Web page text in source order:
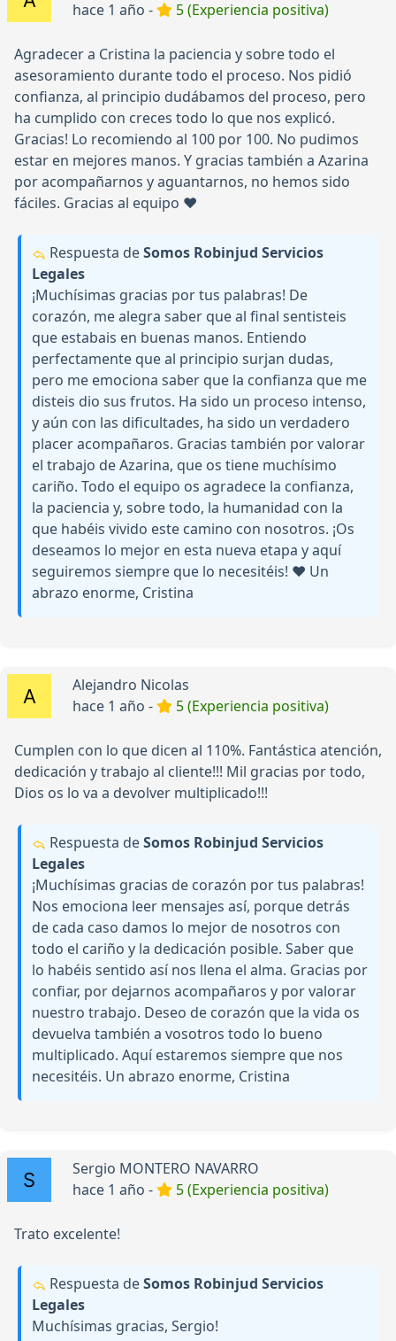
hace 1 año - 5 (Experiencia positiva)
Agradecer a Cristina la paciencia y sobre todo el
asesoramiento durante todo el proceso. Nos pidió
confianza, al principio dudábamos del proceso, pero
ha cumplido con creces todo lo que nos explicó.
Gracias! Lo recomiendo al 100 por 100. No pudimos
estar en mejores manos. Y gracias también a Azarina
por acompañarnos y aguantarnos, no hemos sido
fáciles. Gracias al equipo ❤️
Respuesta deSomos Robinjud Servicios
Legales
¡Muchísimas gracias por tus palabras! De
corazón, me alegra saber que al final sentisteis
que estabais en buenas manos. Entiendo
perfectamente que al principio surjan dudas,
pero me emociona saber que la confianza que me
disteis dio sus frutos. Ha sido un proceso intenso,
y aún con las dificultades, ha sido un verdadero
placer acompañaros. Gracias también por valorar
el trabajo de Azarina, que os tiene muchísimo
cariño. Todo el equipo os agradece la confianza,
la paciencia y, sobre todo, la humanidad con la
que habéis vivido este camino con nosotros. ¡Os
deseamos lo mejor en esta nueva etapa y aquí
seguiremos siempre que lo necesitéis! ❤️ Un
abrazo enorme, Cristina
Alejandro Nicolas
hace 1 año -
5 (Experiencia positiva)
Cumplen con lo que dicen al 110%. Fantástica atención,
dedicación y trabajo al cliente!!! Mil gracias por todo,
Dios os lo va a devolver multiplicado!!!
Respuesta deSomos Robinjud Servicios
Legales
¡Muchísimas gracias de corazón por tus palabras!
Nos emociona leer mensajes así, porque detrás
de cada caso damos lo mejor de nosotros con
todo el cariño y la dedicación posible. Saber que
lo habéis sentido así nos llena el alma. Gracias por
confiar, por dejarnos acompañaros y por valorar
nuestro trabajo. Deseo de corazón que la vida os
devuelva también a vosotros todo lo bueno
multiplicado. Aquí estaremos siempre que nos
necesitéis. Un abrazo enorme, Cristina
Sergio MONTERO NAVARRO
hace 1 año -
5 (Experiencia positiva)
Trato excelente!
Respuesta deSomos Robinjud Servicios
Legales
Muchísimas gracias, Sergio!